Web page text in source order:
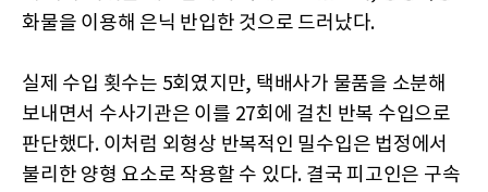
화물을 이용해 은닉 반입한 것으로 드러났다.
실제 수입 횟수는 5회였지만, 택배사가 물품을 소분해
보내면서 수사기관은 이를 27회에 걸친 반복 수입으로
판단했다. 이처럼 외형상 반복적인 밀수입은 법정에서
불리한 양형 요소로 작용할 수 있다. 결국 피고인은 구속